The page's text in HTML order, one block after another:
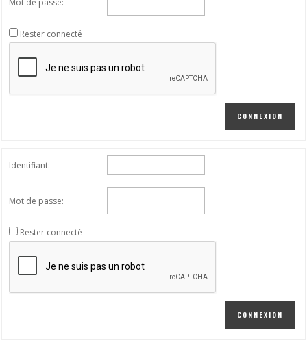
Rester connecté
CONNEXION
Identifiant:
Mot de passe:
Rester connecté
CONNEXION